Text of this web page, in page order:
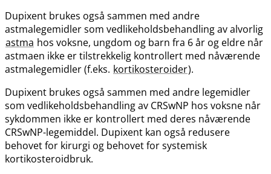
Dupixent brukes også sammen med andre
astmalegemidler som vedlikeholdsbehandling av alvorlig
astma hos voksne, ungdom og barn fra 6 år og eldre når
astmaen ikke er tilstrekkelig kontrollert med nåværende
astmalegemidler (f.eks. kortikosteroider).
Dupixent brukes også sammen med andre legemidler
som vedlikeholdsbehandling av CRSwNP hos voksne når
sykdommen ikke er kontrollert med deres nåværende
CRSwNP-legemiddel. Dupixent kan også redusere
behovet for kirurgi og behovet for systemisk
kortikosteroidbruk.